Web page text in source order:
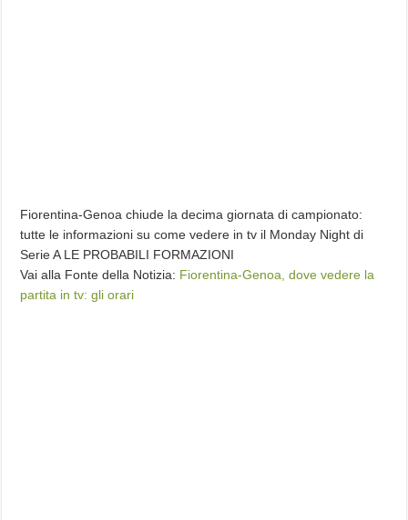
Fiorentina-Genoa chiude la decima giornata di campionato:
tutte le informazioni su come vedere in tv il Monday Night di
Serie A LE PROBABILI FORMAZIONI
Vai alla Fonte della Notizia: Fiorentina-Genoa, dove vedere la
partita in tv: gli orari